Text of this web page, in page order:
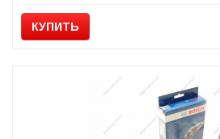
КУПИТЬ